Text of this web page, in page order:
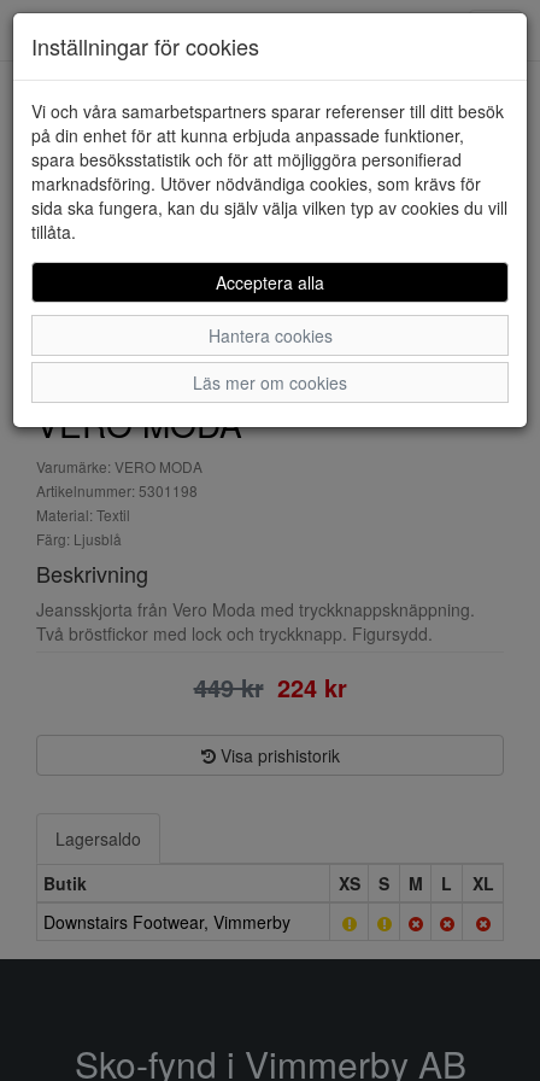
HEM VERO MODA
VERO MODA
Varumärke: VERO MODA
Artikelnummer: 5301198
Material: Textil
Färg: Ljusblå
Beskrivning
Jeansskjorta från Vero Moda med tryckknappsknäppning.
Två bröstfickor med lock och tryckknapp. Figursydd.
449 kr 224 kr
Visa prishistorik
Lagersaldo
Butik
XS S M L
XL
Downstairs Footwear, Vimmerby
Inställningar för cookies
Vi och våra samarbetspartners sparar referenser till ditt besök
på din enhet för att kunna erbjuda anpassade funktioner,
spara besöksstatistik och för att möjliggöra personifierad
marknadsföring. Utöver nödvändiga cookies, som krävs för
sida ska fungera, kan du själv välja vilken typ av cookies du vill
tillåta.
Acceptera alla
Hantera cookies
Läs mer om cookies
Sko-fynd i Vimmerby AB